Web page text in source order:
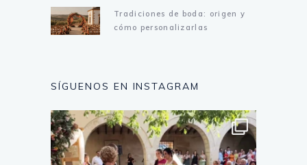
Tradiciones de boda: origen y
cómo personalizarlas
SÍGUENOS EN INSTAGRAM